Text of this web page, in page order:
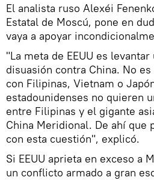
El analista ruso Alexéi
Estatal de Moscú, pone en
vaya a apoyar
"La meta de EEUU es
disuasión contra China. No
con Filipinas, Vietnam o
estadounidenses no quieren
entre Filipinas y el gigante
China Meridional. De ahí que
con esta cuestión", explicó.
Si EEUU aprieta en exceso a
un conflicto armado a gran